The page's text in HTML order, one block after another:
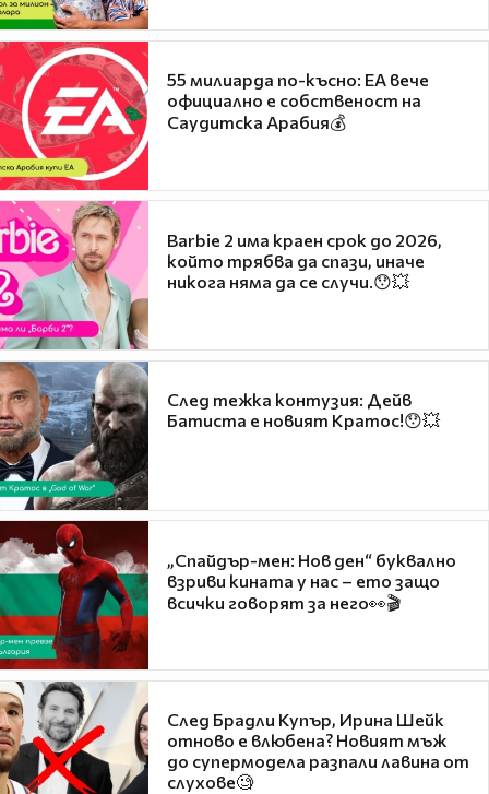
55 милиарда по-късно: EA вече
официално е собственост на
Саудитска Арабия💰
Barbie 2 има краен срок до 2026,
който трябва да спази, иначе
никога няма да се случи.😯💥
След тежка контузия: Дейв
Батиста е новият Кратос!😯💥
„Спайдър-мен: Нов ден“ буквално
взриви кината у нас – ето защо
всички говорят за него👀🎬
След Брадли Купър, Ирина Шейк
отново е влюбена? Новият мъж
до супермодела разпали лавина от
слухове🧐